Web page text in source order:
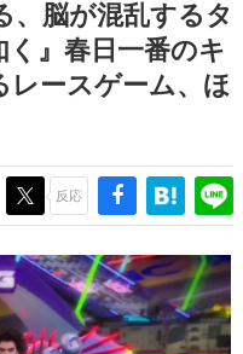
集です。
市場を担う若きクリエイター達
た作家さんに取材し、ゲームが
ルチャーに与えた影響を探る企
業史
おける主要なトピック・タイト
へのインタビューや識者による
が一望できる決定版！
、脳が混乱するタ
』春日一番のキ
レースゲーム、ほ
反応